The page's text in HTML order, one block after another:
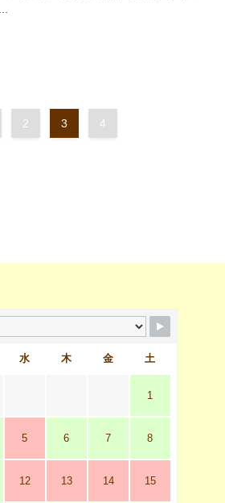
2 3 4
水 木 金 土
1
5 6 7 8
12 13 14 15